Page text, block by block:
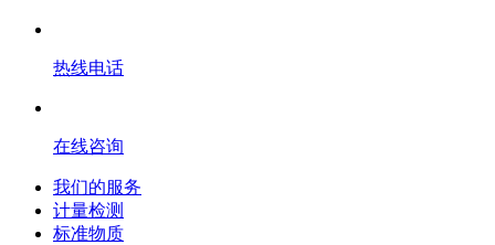
热线电话
在线咨询
我们的服务
计量检测
标准物质